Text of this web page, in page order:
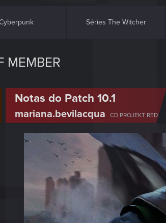
Séries The Witcher
MEMBER
Notas do Patch 10.1
mariana.bevilacqua CD PROJEKT RED